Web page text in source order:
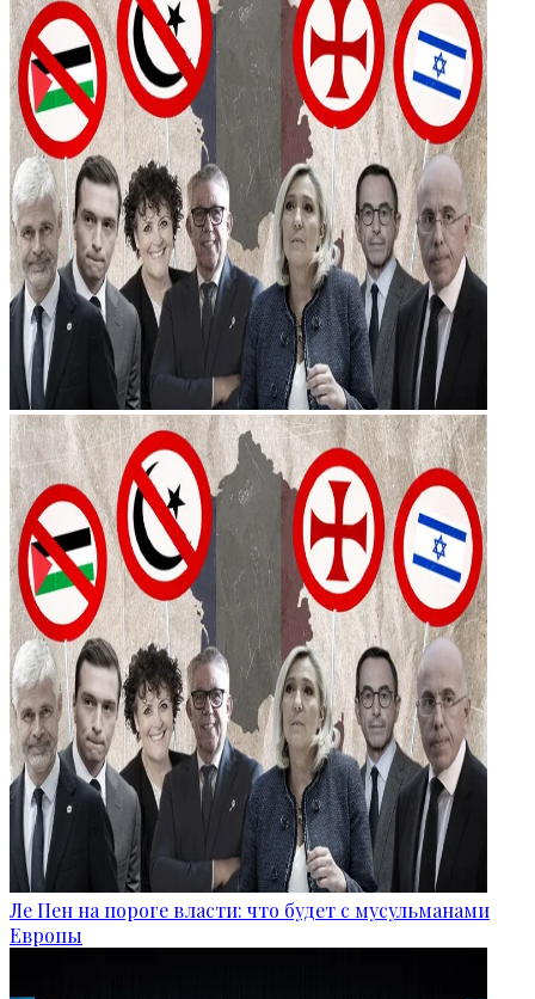
Ле Пен на пороге власти: что будет с мусульманами
Европы